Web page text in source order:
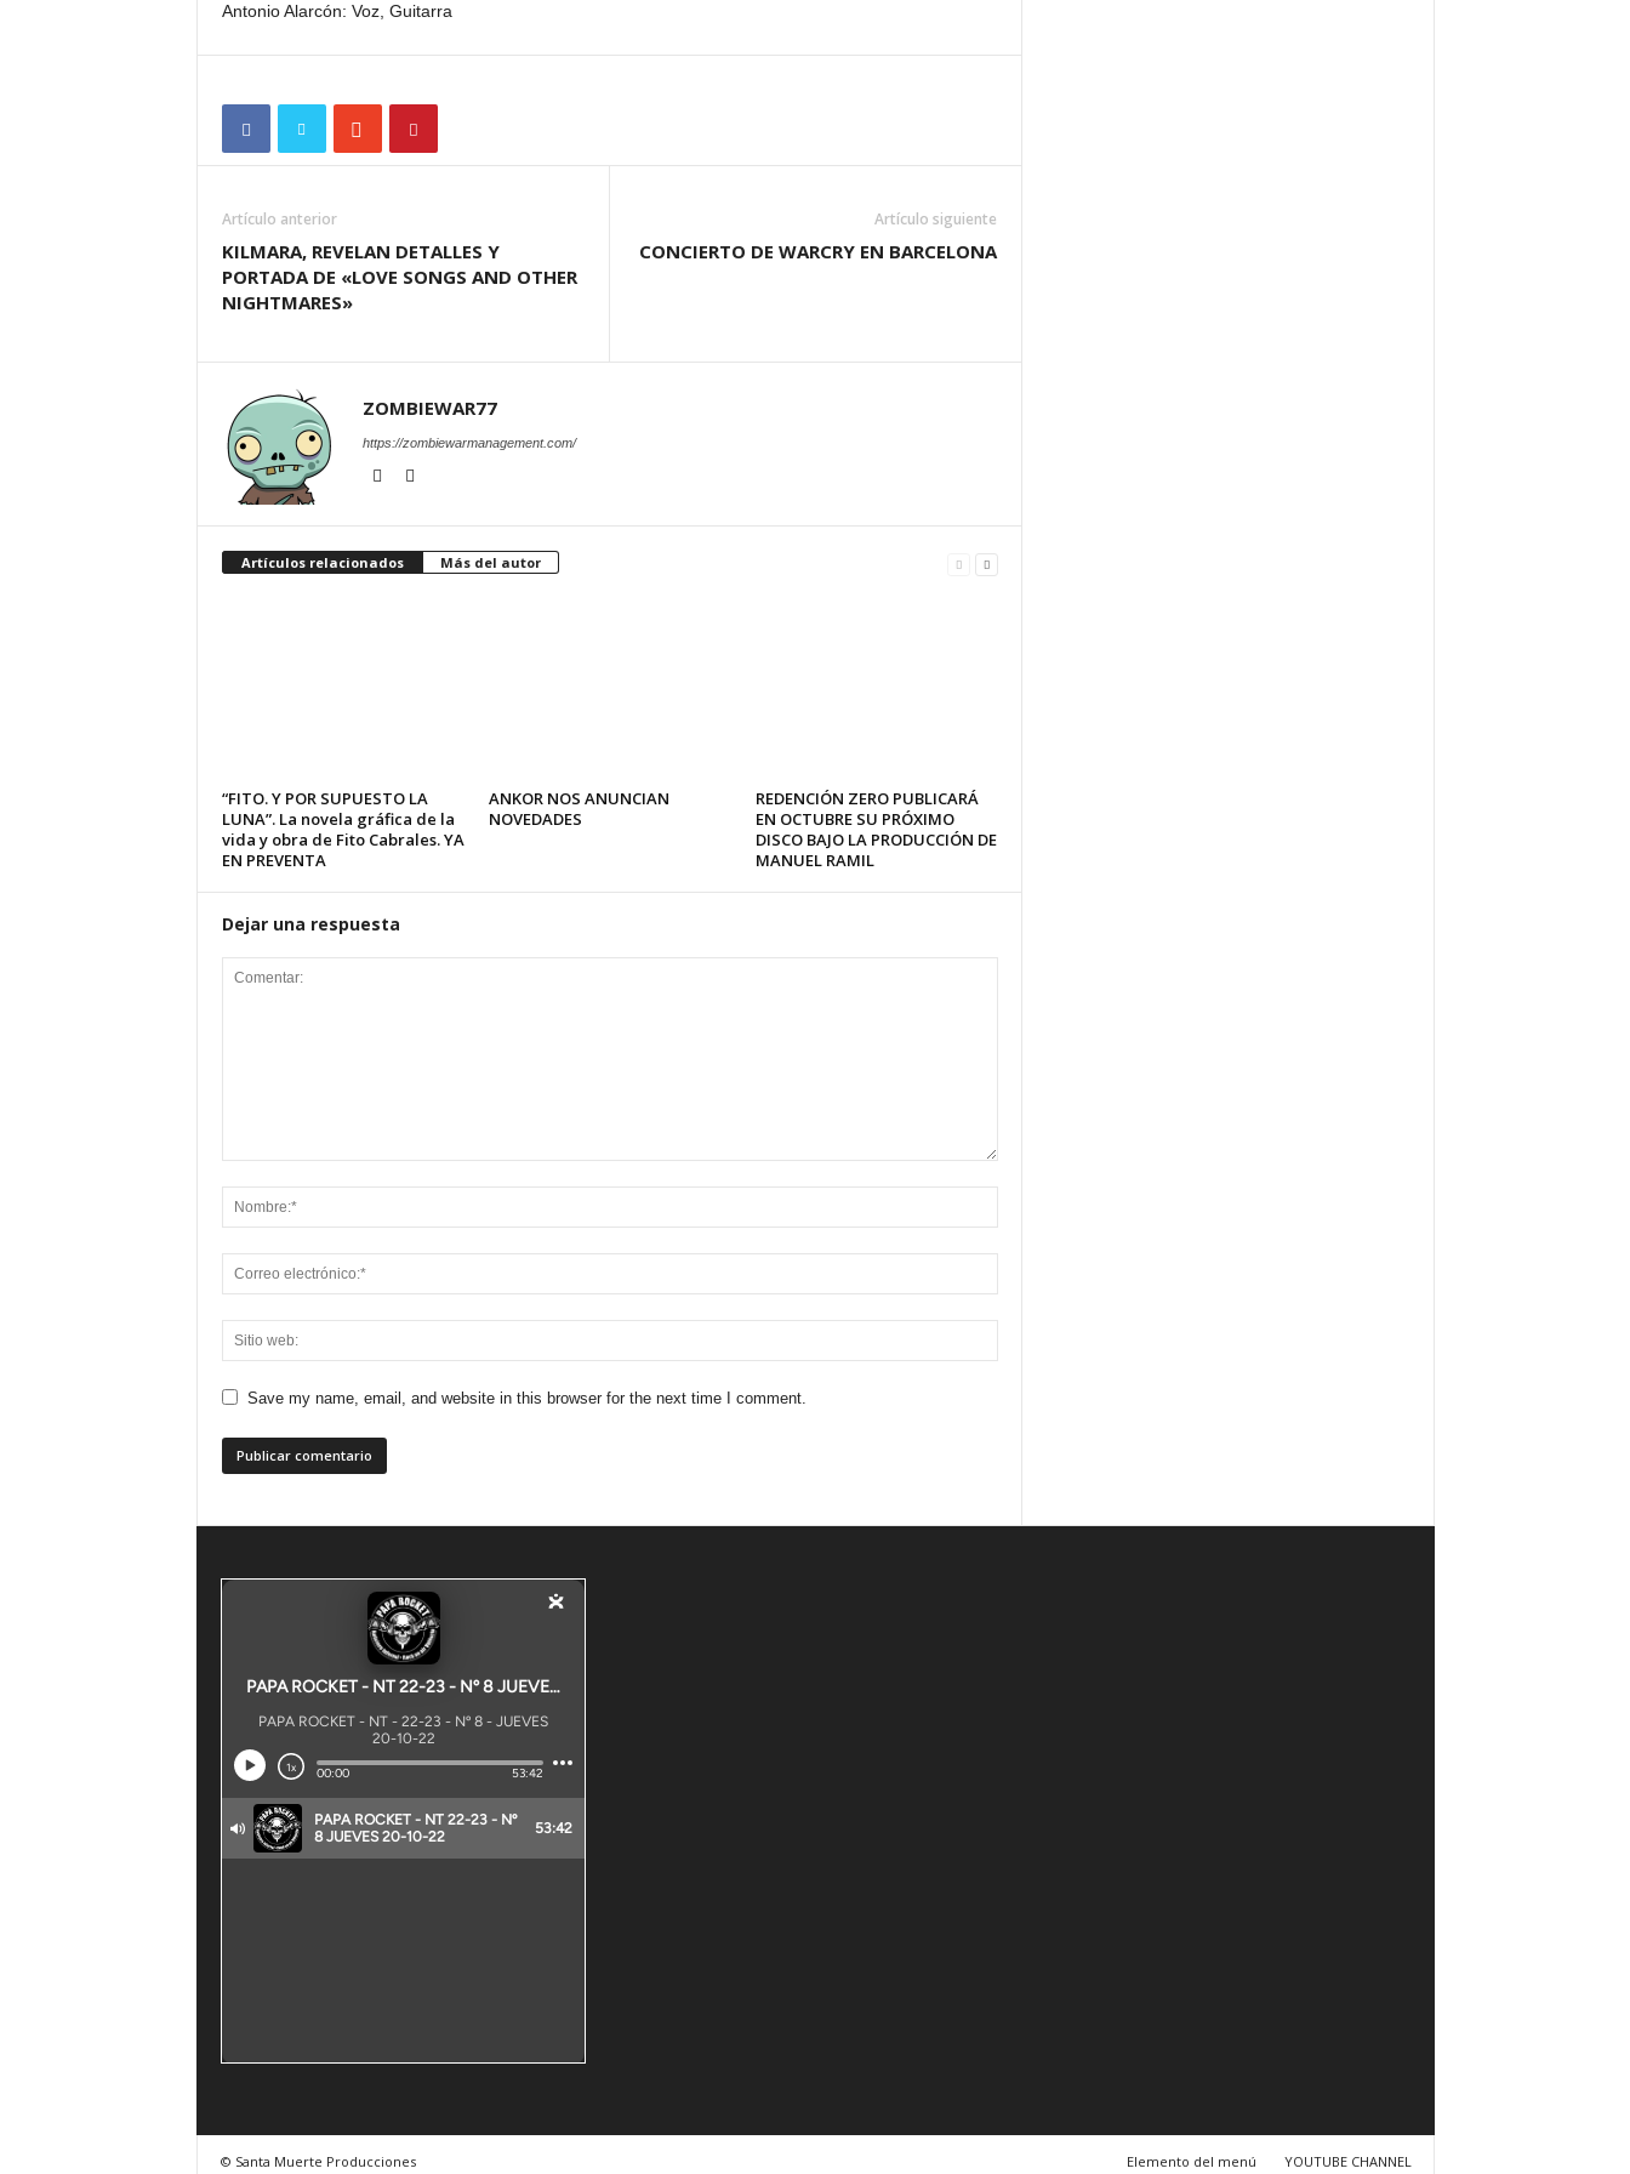
Antonio Alarcón: Voz, Guitarra
Artículo anterior
KILMARA, REVELAN DETALLES Y
PORTADA DE «LOVE SONGS AND OTHER
NIGHTMARES»
Artículo siguiente
CONCIERTO DE WARCRY EN BARCELONA
ZOMBIEWAR77
https://zombiewarmanagement.com/
Artículos relacionados Más del autor
“FITO. Y POR SUPUESTO LA
LUNA”. La novela gráfica de la
vida y obra de Fito Cabrales. YA
EN PREVENTA
ANKOR NOS ANUNCIAN
NOVEDADES
REDENCIÓN ZERO PUBLICARÁ
EN OCTUBRE SU PRÓXIMO
DISCO BAJO LA PRODUCCIÓN DE
MANUEL RAMIL
Dejar una respuesta
Save my name, email, and website in this browser for the next time I comment.
Elemento del menú YOUTUBE CHANNEL
© Santa Muerte Producciones